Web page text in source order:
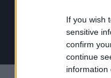
If you wish
sensitive
confirm
continue
information